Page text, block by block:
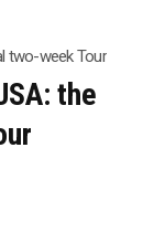
two-week Tour
the